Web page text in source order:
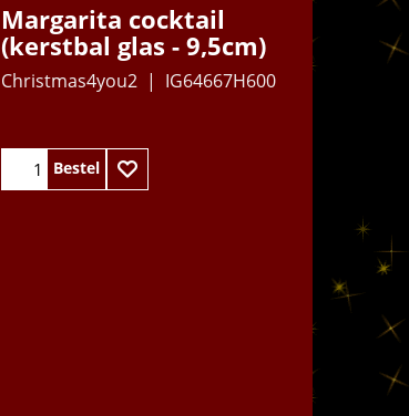
Margarita cocktail
(kerstbal glas - 9,5cm)
Christmas4you2 IG64667H600